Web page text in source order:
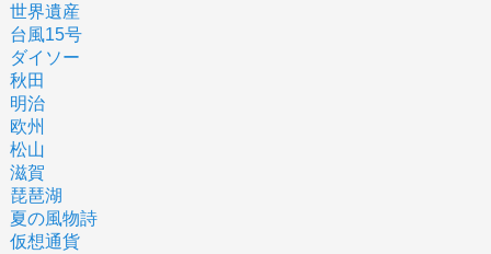
世界遺産
台風15号
ダイソー
秋田
明治
欧州
松山
滋賀
琵琶湖
夏の風物詩
仮想通貨